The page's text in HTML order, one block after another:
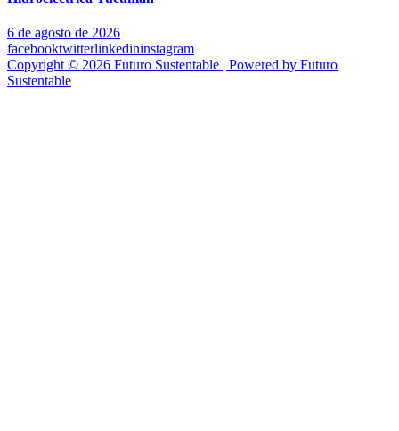
6 de agosto de 2026
facebooktwitterlinkedininstagram
Copyright © 2026 Futuro Sustentable | Powered by Futuro
Sustentable